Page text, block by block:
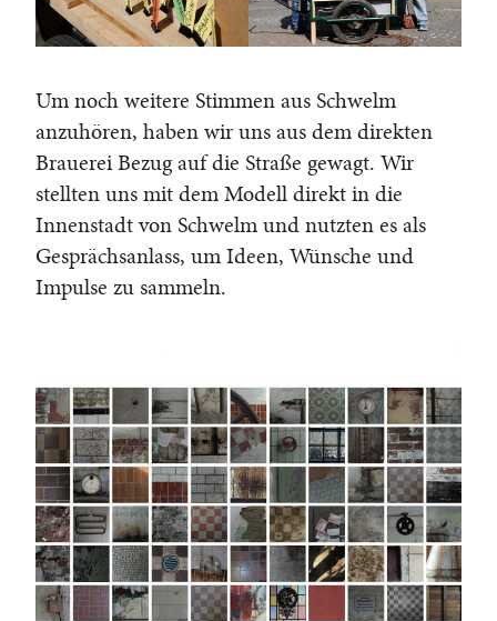
Um noch weitere Stimmen aus Schwelm
anzuhören, haben wir uns aus dem direkten
Brauerei Bezug auf die Straße gewagt. Wir
stellten uns mit dem Modell direkt in die
Innenstadt von Schwelm und nutzten es als
Gesprächsanlass, um Ideen, Wünsche und
Impulse zu sammeln.